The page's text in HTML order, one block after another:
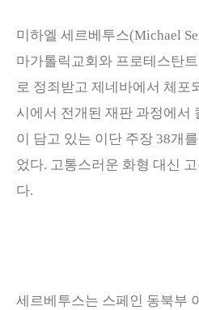
미하엘 세르베투스(Michael
마가톨릭교회와 프로테스탄
로 정죄받고 제네바에서 체포
시에서 전개된 재판 과정에서
이 담고 있는 이단 주장 38개
었다. 고통스러운 화형 대신
다.
세르베투스는 스페인 동북부